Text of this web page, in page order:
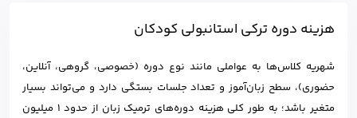
هزینه دوره ترکی استانبولی کودکان
شهریه کلاس‌ها به عواملی مانند نوع دوره (خصوصی، گروهی، آنلاین،
حضوری)، سطح زبان‌آموز و تعداد جلسات بستگی دارد و می‌تواند بسیار
متغیر باشد؛ به طور کلی هزینه دوره‌های ترمیک زبان از حدود 1 میلیون